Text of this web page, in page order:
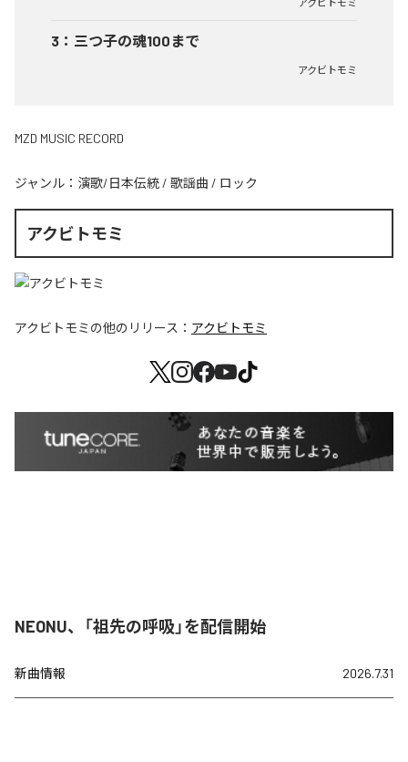
3 ： 三つ子の魂100まで
アクビトモミ
MZD MUSIC RECORD
ジャンル： 演歌/日本伝統 / 歌謡曲 / ロック
アクビトモミ
アクビトモミの他のリリース： アクビトモミ
NEONU、「祖先の呼吸」を配信開始
新曲情報 2026.7.31